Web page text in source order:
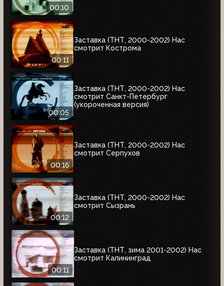
00:10
00:11
Заставка (ТНТ, 2000-2002) Нас
смотрит Кострома
00:05
Заставка (ТНТ, 2000-2002) Нас
смотрит Санкт-Петербург
(укороченная версия)
00:16
Заставка (ТНТ, 2000-2002) Нас
смотрит Серпухов
00:12
Заставка (ТНТ, 2000-2002) Нас
смотрит Сызрань
00:11
Заставка (ТНТ, зима 2001-2002) Нас
смотрит Калининград